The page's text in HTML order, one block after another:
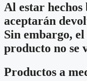
Al estar hechos
aceptarán
Sin embargo,
producto no se
Productos a